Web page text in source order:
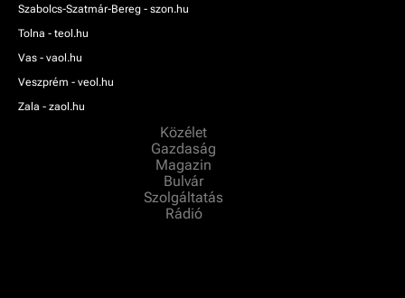
Szabolcs-Szatmár-Bereg - szon.hu
Tolna - teol.hu
Vas - vaol.hu
Veszprém - veol.hu
Zala - zaol.hu
Közélet
Gazdaság
Magazin
Bulvár
Szolgáltatás
Rádió